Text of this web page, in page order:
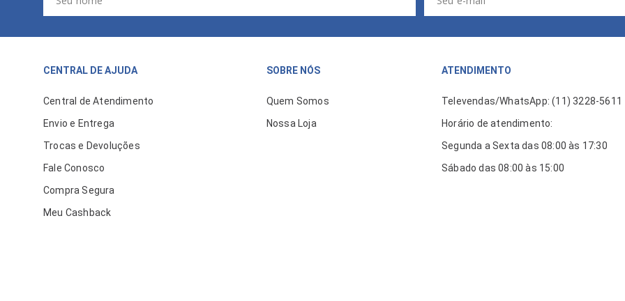
CENTRAL DE AJUDA
Central de Atendimento
Envio e Entrega
Trocas e Devoluções
Fale Conosco
Compra Segura
Meu Cashback
SOBRE NÓS
Quem Somos
Nossa Loja
ATENDIMENTO
Televendas/WhatsApp: (11) 3228-5611
Horário de atendimento:
Segunda a Sexta das 08:00 às 17:30
Sábado das 08:00 às 15:00